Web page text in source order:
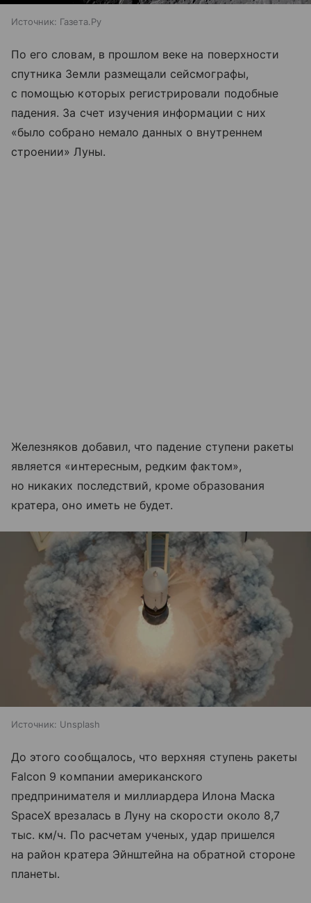
Источник: Газета.Ру
По его словам, в прошлом веке на поверхности
спутника Земли размещали сейсмографы,
с помощью которых регистрировали подобные
падения. За счет изучения информации с них
«было собрано немало данных о внутреннем
строении» Луны.
Железняков добавил, что падение ступени ракеты
является «интересным, редким фактом»,
но никаких последствий, кроме образования
кратера, оно иметь не будет.
Источник: Unsplash
До этого сообщалось, что верхняя ступень ракеты
Falcon 9 компании американского
предпринимателя и миллиардера Илона Маска
SpaceX врезалась в Луну на скорости около 8,7
тыс. км/ч. По расчетам ученых, удар пришелся
на район кратера Эйнштейна на обратной стороне
планеты.